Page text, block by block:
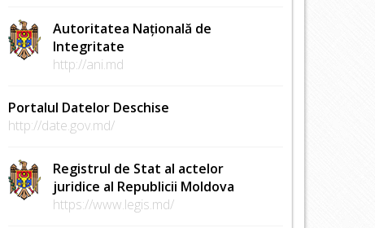
Autoritatea Națională de
Integritate
http://ani.md
Portalul Datelor Deschise
http://date.gov.md/
Registrul de Stat al actelor
juridice al Republicii Moldova
https://www.legis.md/